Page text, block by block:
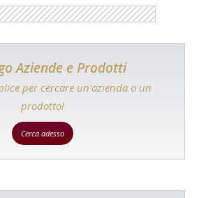
Aziende e Prodotti
per cercare un'azienda o un
prodotto!
Cerca adesso